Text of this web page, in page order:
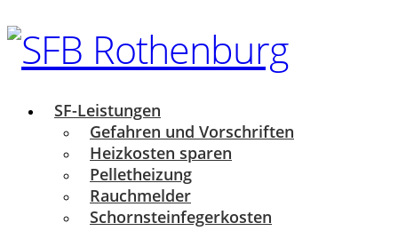
SF-Leistungen
Gefahren und Vorschriften
Heizkosten sparen
Pelletheizung
Rauchmelder
Schornsteinfegerkosten